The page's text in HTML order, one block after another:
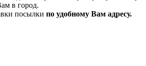
в город.
посылки по удобному Вам адресу.